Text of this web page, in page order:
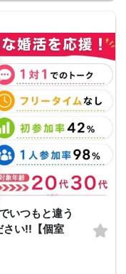
いつもと違う
さい!!【個室